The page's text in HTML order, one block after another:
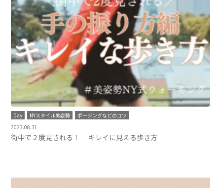
Day NYスタイル美姿勢
ポージングなどのコツ
2023.08.31
街中で２度見される！ キレイに見える歩き方